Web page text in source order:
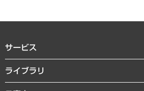
サービス
経営戦略
組織・人事戦略
ライブラリ